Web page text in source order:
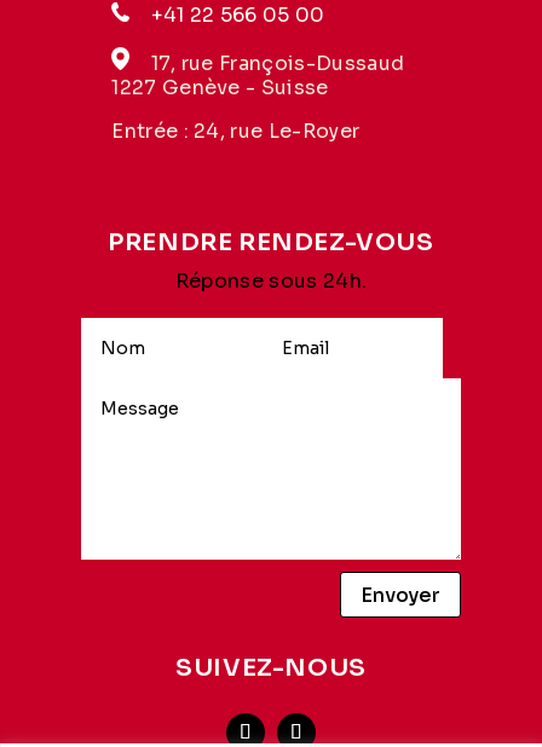
+41 22 566 05 00
17, rue François-Dussaud
1227 Genève - Suisse
Entrée : 24, rue Le-Royer
PRENDRE RENDEZ-VOUS
Réponse sous 24h.
Envoyer
SUIVEZ-NOUS